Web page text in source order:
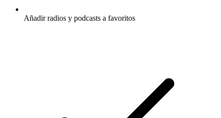
Añadir radios y podcasts a favoritos